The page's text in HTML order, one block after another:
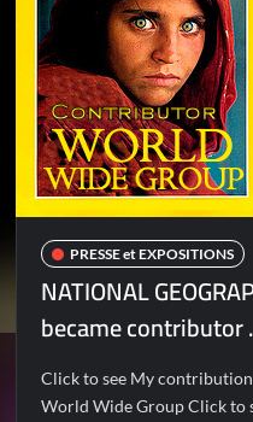
PRESSE et EXPOSITIONS
NATIONAL
became contributor
Click to see My
World Wide Group Click to